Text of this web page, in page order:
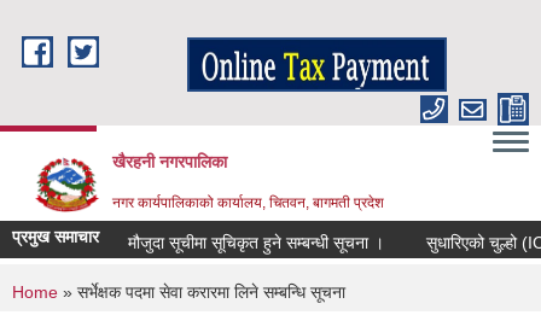
खैरहनी नगरपालिका
नगर कार्यपालिकाको कार्यालय, चितवन, बागमती प्रदेश
प्रमुख समाचार मौजुदा सूचीमा सूचिकृत हुने सम्बन्धी सूचना । सुधारिएको चुल्हो
You are here
Home » सर्भेक्षक पदमा सेवा करारमा लिने सम्बन्धि सूचना